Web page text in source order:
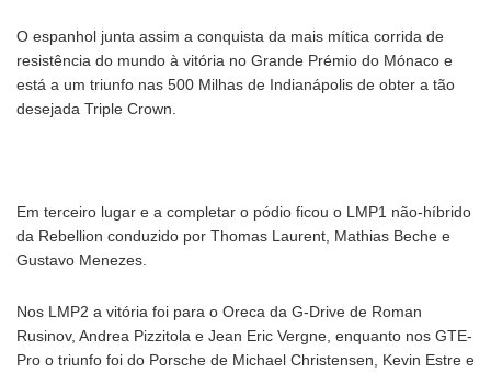
O espanhol junta assim a conquista da mais mítica corrida de
resistência do mundo à vitória no Grande Prémio do Mónaco e
está a um triunfo nas 500 Milhas de Indianápolis de obter a tão
desejada Triple Crown.
Em terceiro lugar e a completar o pódio ficou o LMP1 não-híbrido
da Rebellion conduzido por Thomas Laurent, Mathias Beche e
Gustavo Menezes.
Nos LMP2 a vitória foi para o Oreca da G-Drive de Roman
Rusinov, Andrea Pizzitola e Jean Eric Vergne, enquanto nos GTE-
Pro o triunfo foi do Porsche de Michael Christensen, Kevin Estre e